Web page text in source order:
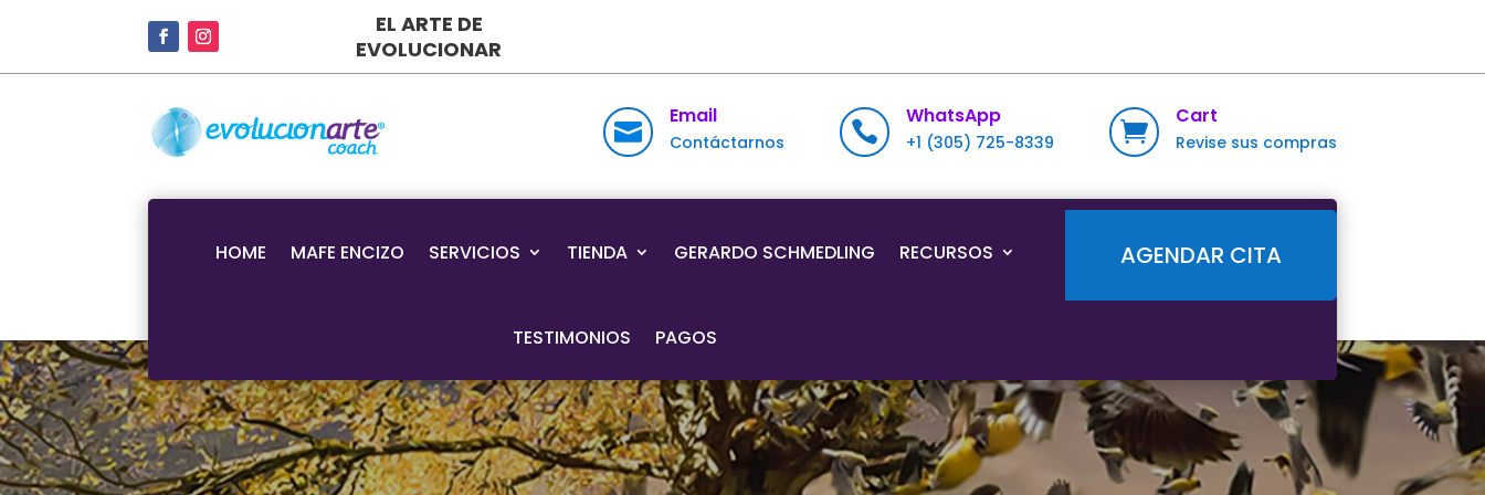
EL ARTE DE
EVOLUCIONAR

Email
Contáctarnos 
WhatsApp
+1 (305) 725-8339 
Cart
Revise sus compras
HOME MAFE ENCIZO SERVICIOS TIENDA GERARDO SCHMEDLING RECURSOS
TESTIMONIOS PAGOS
AGENDAR CITA